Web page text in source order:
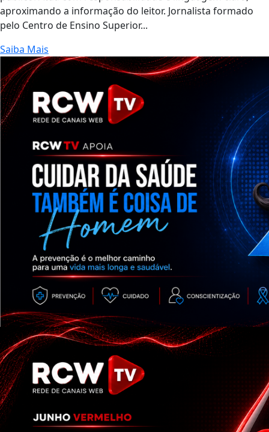
aproximando a informação do leitor. Jornalista formado
pelo Centro de Ensino Superior...
Saiba Mais